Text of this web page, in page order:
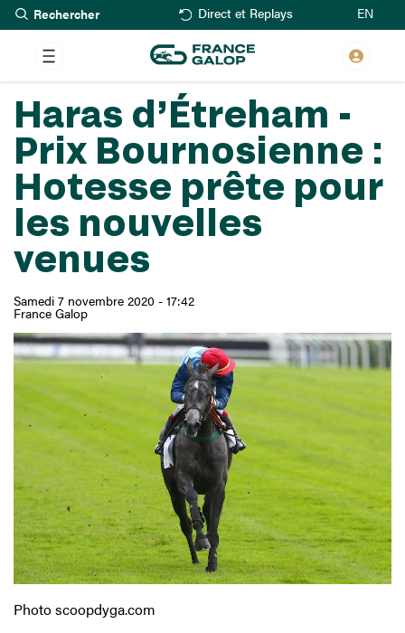
Aller
au
contenu
principal
Rechercher Direct et Replays EN
Haras d’Étreham -
Prix Bournosienne :
Hotesse prête pour
les nouvelles
venues
Samedi 7 novembre 2020 - 17:42
France Galop
Photo scoopdyga.com